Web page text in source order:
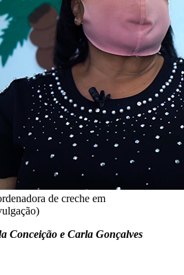
de creche em
Conceição e Carla Gonçalves